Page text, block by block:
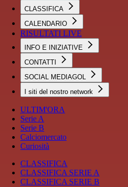
CLASSIFICA
CALENDARIO
RISULTATI LIVE
INFO E INIZIATIVE
CONTATTI
SOCIAL MEDIAGOL
I siti del nostro network
ULTIM'ORA
Serie A
Serie B
Calciomercato
Curiosità
CLASSIFICA
CLASSIFICA SERIE A
CLASSIFICA SERIE B